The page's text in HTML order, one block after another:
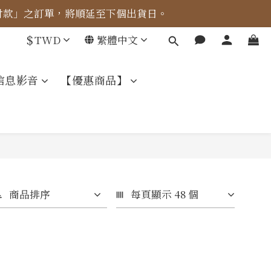
計算。
」之訂單，將順延至下個出貨日。
$TWD 繁體中文
息影音 【優惠商品】
商品排序 每頁顯示 48 個